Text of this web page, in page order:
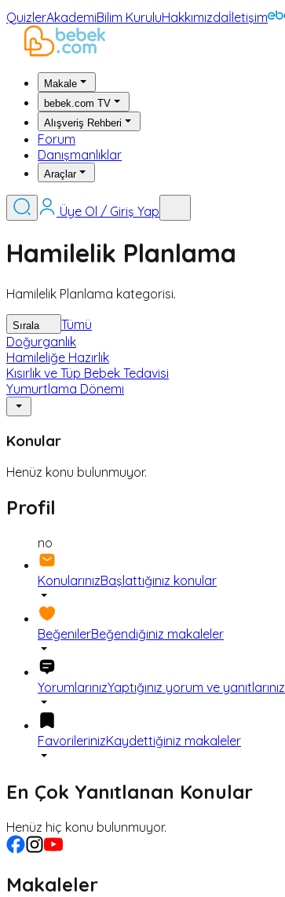
QuizlerAkademiBilim KuruluHakkımızdaİletişim
Makale
bebek.com TV
Alışveriş Rehberi
Forum
Danışmanlıklar
Araçlar
Üye Ol / Giriş Yap
Hamilelik Planlama
Hamilelik Planlama kategorisi.
Sırala
Tümü
Doğurganlık
Hamileliğe Hazırlık
Kısırlık ve Tüp Bebek Tedavisi
Yumurtlama Dönemi
Konular
Henüz konu bulunmuyor.
Profil
no
KonularınızBaşlattığınız konular
BeğenilerBeğendiğiniz makaleler
YorumlarınızYaptığınız yorum ve yanıtlarınız
FavorilerinizKaydettiğiniz makaleler
En Çok Yanıtlanan Konular
Henüz hiç konu bulunmuyor.
Makaleler